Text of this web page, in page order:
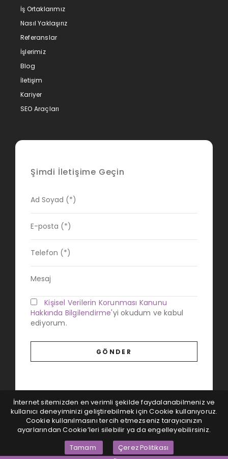
İş Ortaklarımız
Nasıl Yaklaşırız
Referanslar
İşlerimiz
Blog
İletişim
Kariyer
SEO Araçları
Şimdi İletişime Geçin
Kişisel Verilerin Korunması Kanunu
Hakkında Bilgilendirme'yi okudum ve kabul
ediyorum.
İnternet sitemizden en verimli şekilde faydalanabilmeniz ve
kullanıcı deneyiminizi geliştirebilmek için Cookie kullanıyoruz.
Cookie kullanılmasını tercih etmezseniz tarayıcınızın
ayarlarından Cookie’leri silebilir ya da engelleyebilirsiniz.
Tamam Çerez Politikası